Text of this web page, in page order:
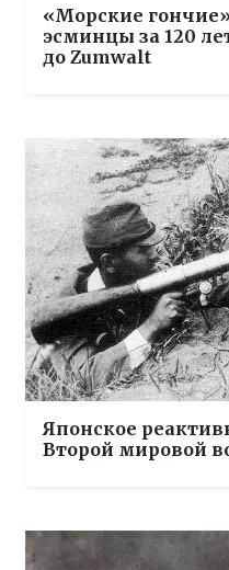
«Морские
эсминцы за 120
до Zumwalt
Японское
Второй мировой